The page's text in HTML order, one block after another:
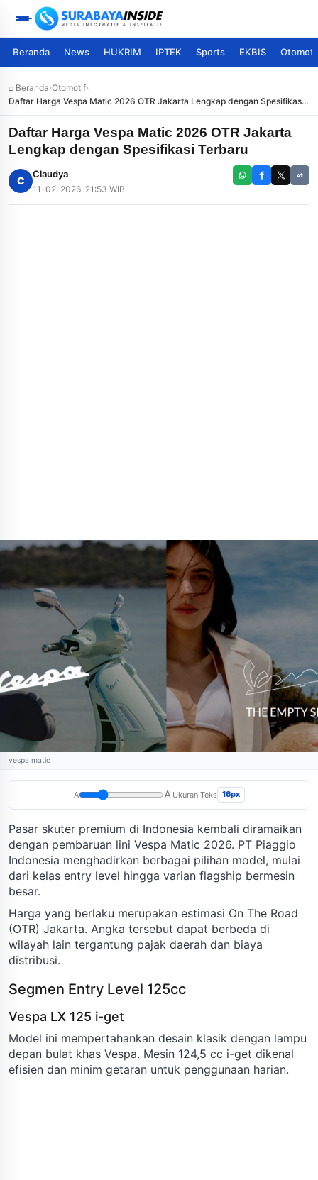
Beranda News HUKRIM IPTEK Sports EKBIS
⌂ Beranda›Otomotif›
Daftar Harga Vespa Matic 2026 OTR Jakarta Lengkap dengan Spesifikasi
Terbaru
Daftar Harga Vespa Matic 2026 OTR Jakarta
Lengkap dengan Spesifikasi Terbaru
C
Claudya
11-02-2026, 21:53 WIB
vespa matic
A A Ukuran Teks 16px
Pasar skuter premium di Indonesia kembali diramaikan
dengan pembaruan lini Vespa Matic 2026. PT Piaggio
Indonesia menghadirkan berbagai pilihan model, mulai
dari kelas entry level hingga varian flagship bermesin
besar.
Harga yang berlaku merupakan estimasi On The Road
(OTR) Jakarta. Angka tersebut dapat berbeda di
wilayah lain tergantung pajak daerah dan biaya
distribusi.
Segmen Entry Level 125cc
Vespa LX 125 i-get
Model ini mempertahankan desain klasik dengan lampu
depan bulat khas Vespa. Mesin 124,5 cc i-get dikenal
efisien dan minim getaran untuk penggunaan harian.